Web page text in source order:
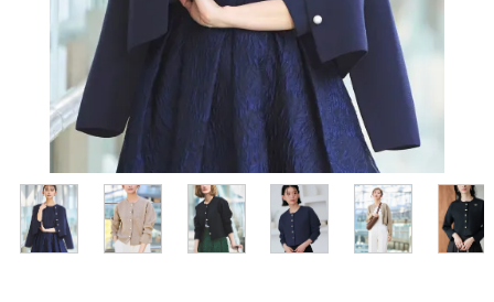
●パール＆ビジュー
付きリボンサテン
トートバッグ
「BA1759」
●グリッターチャン
キーローヒールパ
ンプス「SH1768」
●ビジューハンドル
スパンコール刺繍
レースハンドバッ
グ「BA1762」
●格子柄ビーズ刺繍
ハンドバッグ
「BA1760」